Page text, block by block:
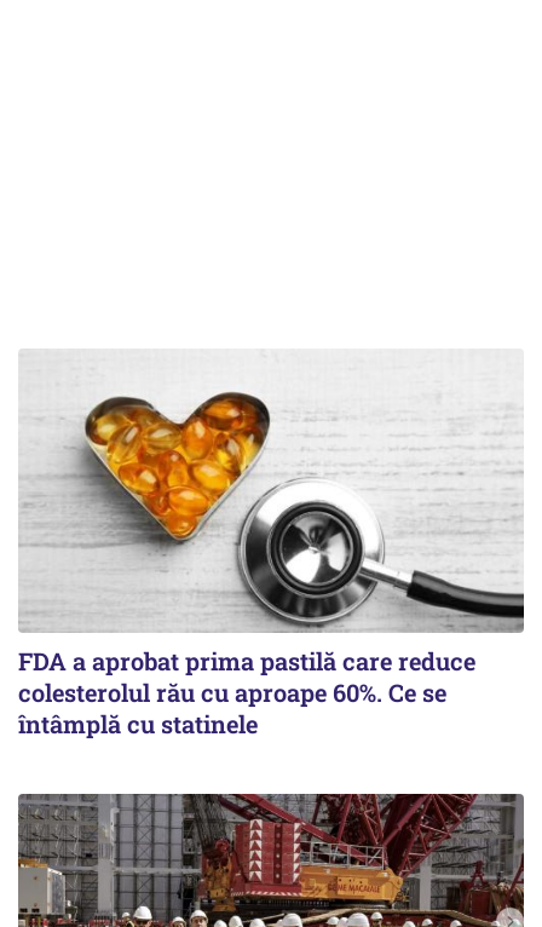
FDA a aprobat prima pastilă care reduce
colesterolul rău cu aproape 60%. Ce se
întâmplă cu statinele